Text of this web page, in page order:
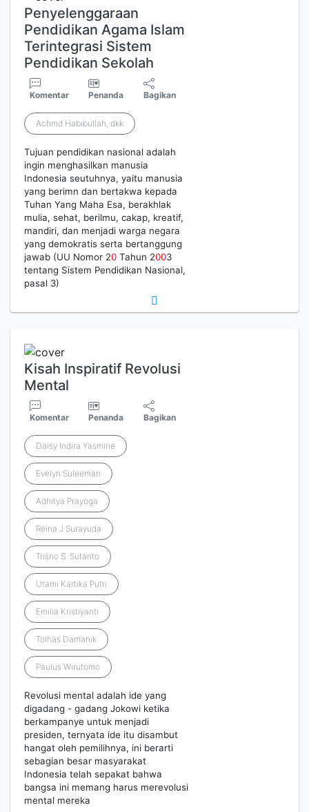
Penyelenggaraan
Pendidikan Agama Islam
Terintegrasi Sistem
Pendidikan Sekolah
Komentar Penanda Bagikan
Achmd Habibullah, dkk
Tujuan pendidikan nasional adalah
ingin menghasilkan manusia
Indonesia seutuhnya, yaitu manusia
yang berimn dan bertakwa kepada
Tuhan Yang Maha Esa, berakhlak
mulia, sehat, berilmu, cakap, kreatif,
mandiri, dan menjadi warga negara
yang demokratis serta bertanggung
jawab (UU Nomor 20 Tahun 2003
tentang Sistem Pendidikan Nasional,
pasal 3)
Kisah Inspiratif Revolusi
Mental
Komentar Penanda Bagikan
Daisy Indira Yasmine
Evelyn Suleeman
Adhitya Prayoga
Reina J Surayuda
Trisno S. Sutanto
Utami Kartika Putri
Emilia Kristiyanti
Tolhas Damanik
Paulus Wirutomo
Revolusi mental adalah ide yang
digadang - gadang Jokowi ketika
berkampanye untuk menjadi
presiden, ternyata ide itu disambut
hangat oleh pemilihnya, ini berarti
sebagian besar masyarakat
Indonesia telah sepakat bahwa
bangsa ini memang harus merevolusi
mental mereka